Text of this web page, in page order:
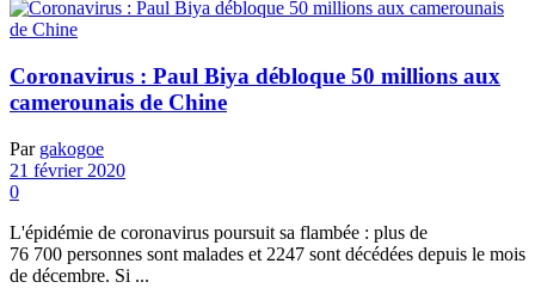
Coronavirus : Paul Biya débloque 50 millions aux
camerounais de Chine
Par gakogoe
21 février 2020
0
L'épidémie de coronavirus poursuit sa flambée : plus de
76 700 personnes sont malades et 2247 sont décédées depuis le mois
de décembre. Si ...